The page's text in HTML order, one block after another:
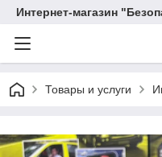
Интернет-магазин
Товары и услуги